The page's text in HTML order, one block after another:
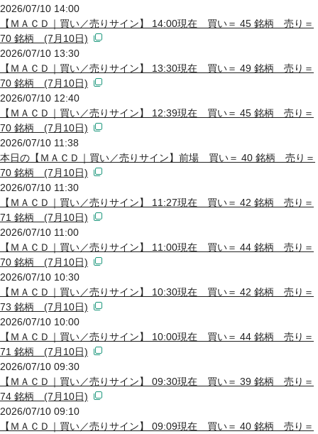
2026/07/10 14:00
【ＭＡＣＤ｜買い／売りサイン】 14:00現在 買い＝ 45 銘柄 売り＝
70 銘柄 (7月10日)
2026/07/10 13:30
【ＭＡＣＤ｜買い／売りサイン】 13:30現在 買い＝ 49 銘柄 売り＝
70 銘柄 (7月10日)
2026/07/10 12:40
【ＭＡＣＤ｜買い／売りサイン】 12:39現在 買い＝ 45 銘柄 売り＝
70 銘柄 (7月10日)
2026/07/10 11:38
本日の【ＭＡＣＤ｜買い／売りサイン】前場 買い＝ 40 銘柄 売り＝
70 銘柄 (7月10日)
2026/07/10 11:30
【ＭＡＣＤ｜買い／売りサイン】 11:27現在 買い＝ 42 銘柄 売り＝
71 銘柄 (7月10日)
2026/07/10 11:00
【ＭＡＣＤ｜買い／売りサイン】 11:00現在 買い＝ 44 銘柄 売り＝
70 銘柄 (7月10日)
2026/07/10 10:30
【ＭＡＣＤ｜買い／売りサイン】 10:30現在 買い＝ 42 銘柄 売り＝
73 銘柄 (7月10日)
2026/07/10 10:00
【ＭＡＣＤ｜買い／売りサイン】 10:00現在 買い＝ 44 銘柄 売り＝
71 銘柄 (7月10日)
2026/07/10 09:30
【ＭＡＣＤ｜買い／売りサイン】 09:30現在 買い＝ 39 銘柄 売り＝
74 銘柄 (7月10日)
2026/07/10 09:10
【ＭＡＣＤ｜買い／売りサイン】 09:09現在 買い＝ 40 銘柄 売り＝